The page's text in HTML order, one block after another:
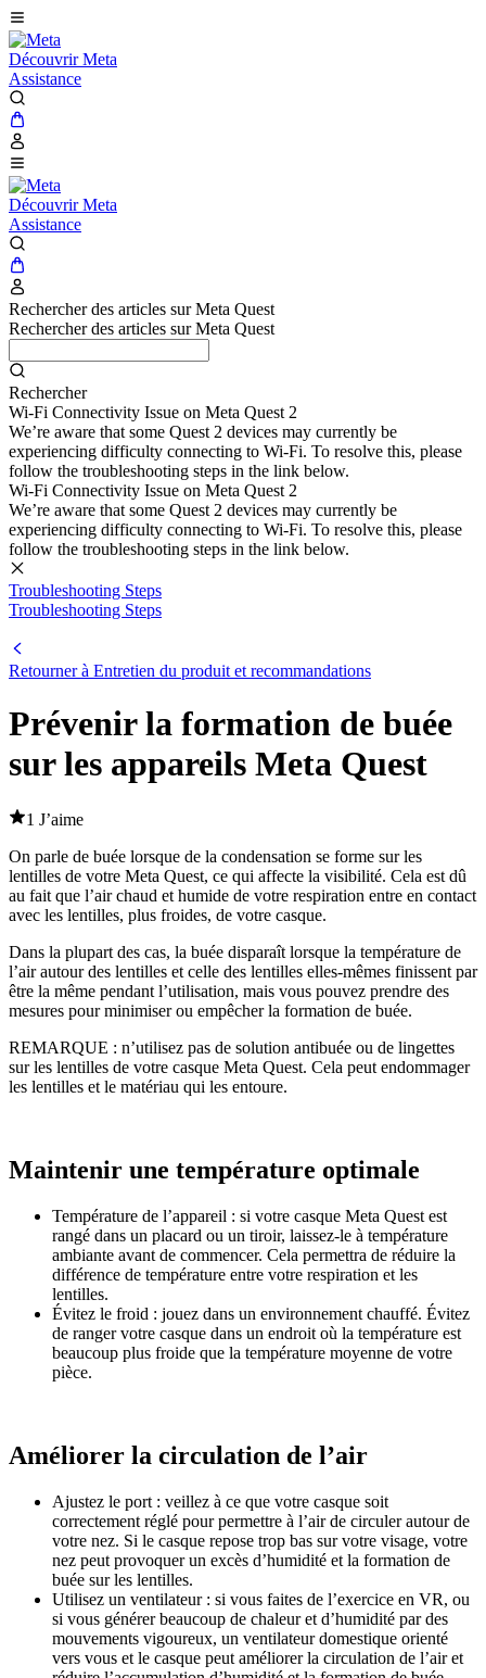
Découvrir Meta
Assistance
Découvrir Meta
Assistance
Rechercher des articles sur Meta Quest
Rechercher des articles sur Meta Quest
Rechercher
Wi-Fi Connectivity Issue on Meta Quest 2
We’re aware that some Quest 2 devices may currently be
experiencing difficulty connecting to Wi-Fi. To resolve this, please
follow the troubleshooting steps in the link below.
Wi-Fi Connectivity Issue on Meta Quest 2
We’re aware that some Quest 2 devices may currently be
experiencing difficulty connecting to Wi-Fi. To resolve this, please
follow the troubleshooting steps in the link below.
Troubleshooting Steps
Troubleshooting Steps
Retourner à Entretien du produit et recommandations
Prévenir la formation de buée
sur les appareils Meta Quest
1 J’aime
On parle de buée lorsque de la condensation se forme sur les
lentilles de votre Meta Quest, ce qui affecte la visibilité. Cela est dû
au fait que l’air chaud et humide de votre respiration entre en contact
avec les lentilles, plus froides, de votre casque.
Dans la plupart des cas, la buée disparaît lorsque la température de
l’air autour des lentilles et celle des lentilles elles-mêmes finissent par
être la même pendant l’utilisation, mais vous pouvez prendre des
mesures pour minimiser ou empêcher la formation de buée.
REMARQUE : n’utilisez pas de solution antibuée ou de lingettes
sur les lentilles de votre casque Meta Quest. Cela peut endommager
les lentilles et le matériau qui les entoure.
Maintenir une température optimale
Température de l’appareil : si votre casque Meta Quest est
rangé dans un placard ou un tiroir, laissez-le à température
ambiante avant de commencer. Cela permettra de réduire la
différence de température entre votre respiration et les
lentilles.
Évitez le froid : jouez dans un environnement chauffé. Évitez
de ranger votre casque dans un endroit où la température est
beaucoup plus froide que la température moyenne de votre
pièce.
Améliorer la circulation de l’air
Ajustez le port : veillez à ce que votre casque soit
correctement réglé pour permettre à l’air de circuler autour de
votre nez. Si le casque repose trop bas sur votre visage, votre
nez peut provoquer un excès d’humidité et la formation de
buée sur les lentilles.
Utilisez un ventilateur: si vous faites de l’exercice en VR, ou
si vous générer beaucoup de chaleur et d’humidité par des
mouvements vigoureux, un ventilateur domestique orienté
vers vous et le casque peut améliorer la circulation de l’air et